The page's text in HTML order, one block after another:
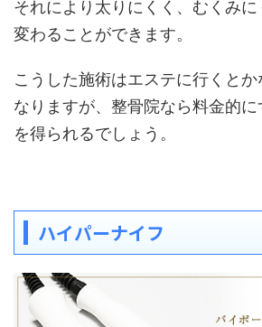
それにより太りにくく、むくみに
変わることができます。
こうした施術はエステに行くと
なりますが、整骨院なら料金的
を得られるでしょう。
ハイパーナイフ